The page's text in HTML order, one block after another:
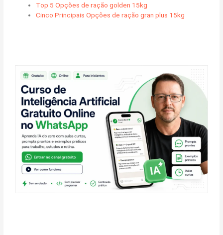
Top 5 Opções de ração golden 15kg
Cinco Principais Opções de ração gran plus 15kg